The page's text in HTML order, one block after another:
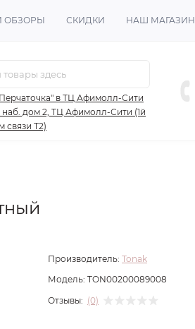
ОБЗОРЫ СКИДКИ НАШ МАГАЗИН
в ТЦ Афимолл-Сити
дом 2, ТЦ Афимолл-Сити (1й
связи Т2)
Производитель: Tonak
Модель: TON00200089008
Отзывы: (0)